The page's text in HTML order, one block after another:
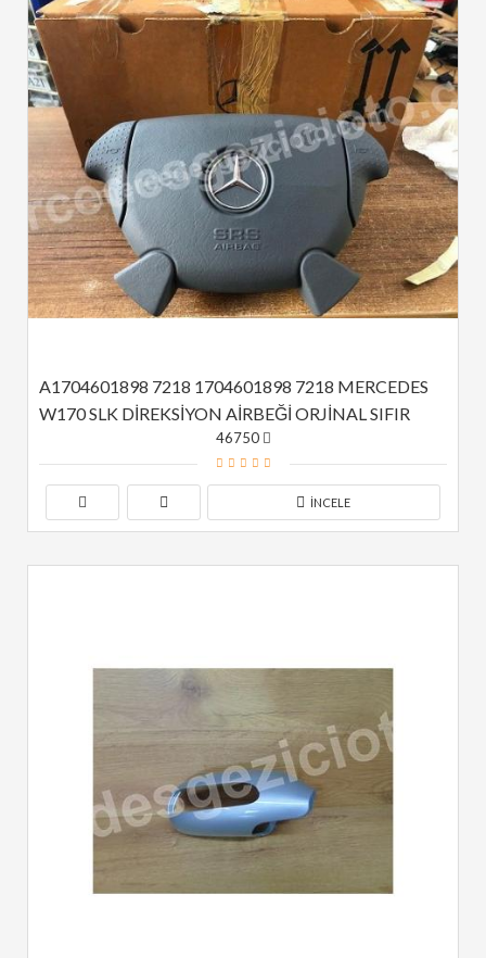
A1704601898 7218 1704601898 7218 MERCEDES
W170 SLK DİREKSİYON AİRBEĞİ ORJİNAL SIFIR
46750
İNCELE